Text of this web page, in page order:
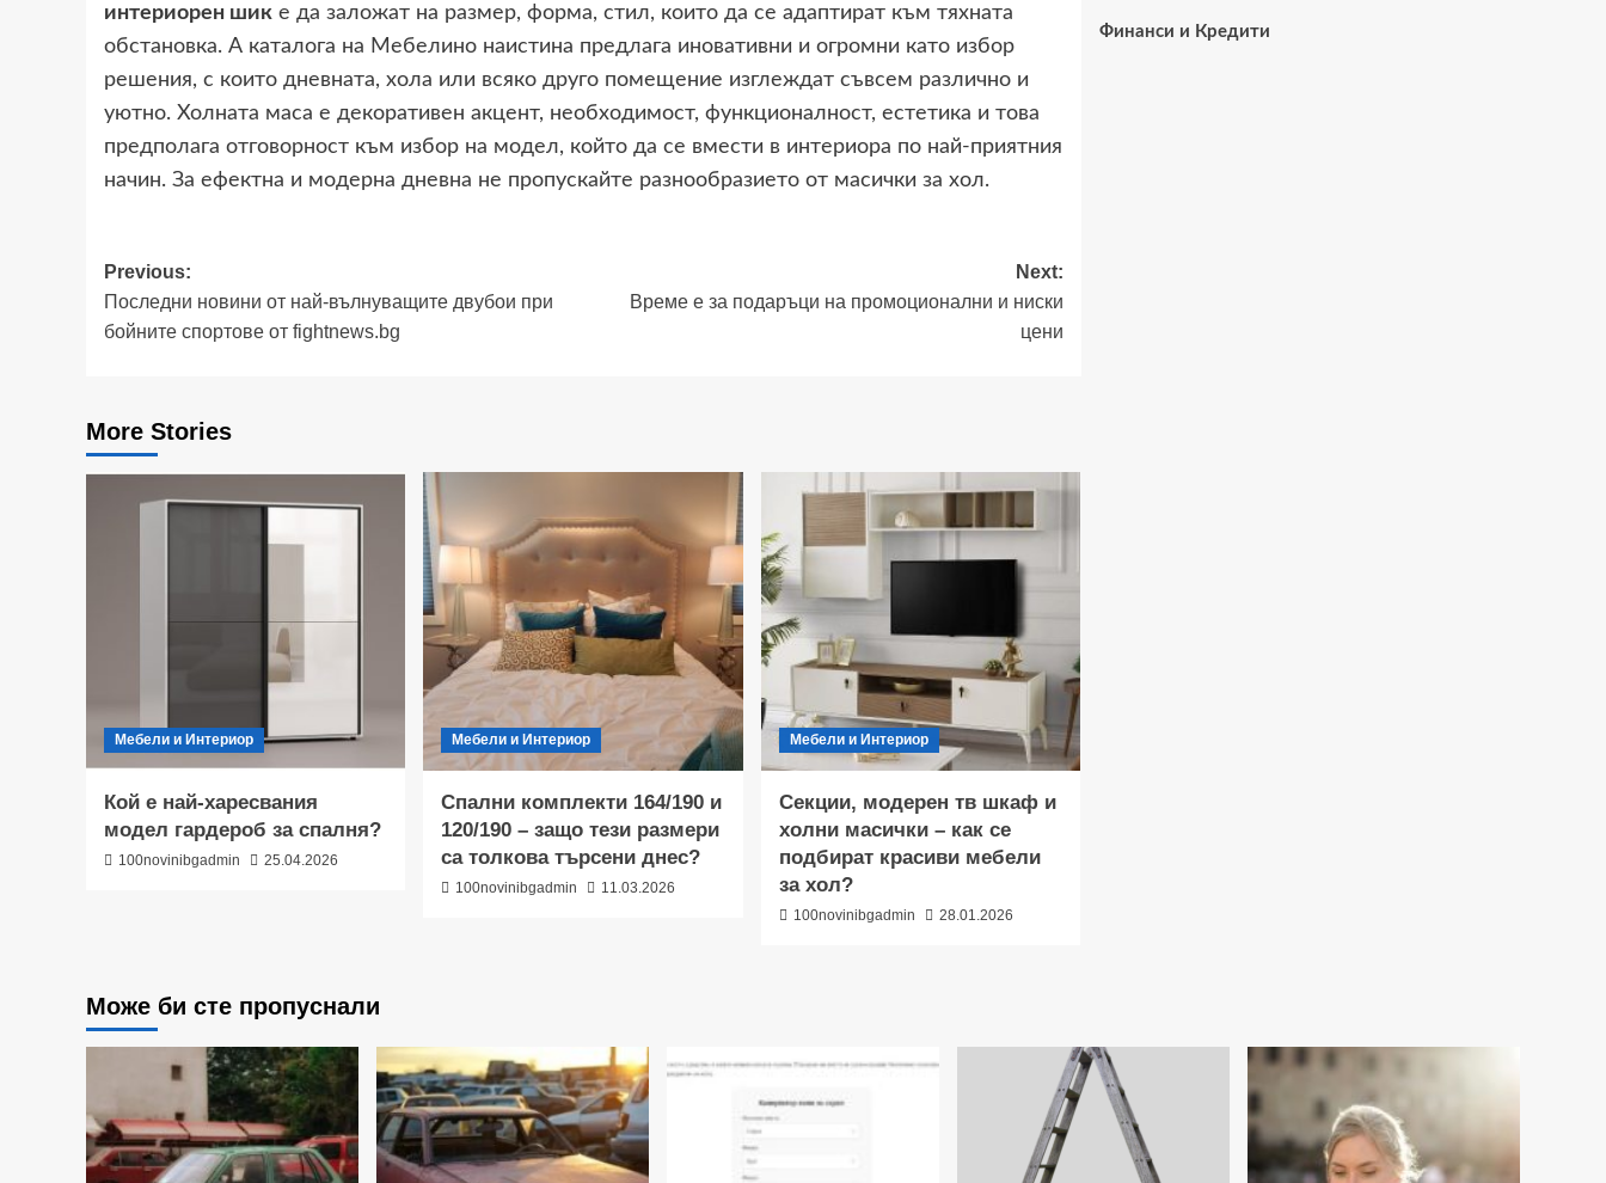
интериорен шик е да заложат на размер, форма, стил, които да се адаптират към тяхната
обстановка. А каталога на Мебелино наистина предлага иновативни и огромни като избор
решения, с които дневната, хола или всяко друго помещение изглеждат съвсем различно и
уютно. Холната маса е декоративен акцент, необходимост, функционалност, естетика и това
предполага отговорност към избор на модел, който да се вмести в интериора по най-приятния
начин. За ефектна и модерна дневна не пропускайте разнообразието от масички за хол.
Post
navigation
Previous:
Последни новини от най-вълнуващите двубои при
бойните спортове от fightnews.bg
Next:
Време е за подаръци на промоционални и ниски
цени
More Stories
Мебели и Интериор
Кой е най-харесвания
модел гардероб за спалня?
100novinibgadmin 25.04.2026
Мебели и Интериор
Спални комплекти 164/190 и
120/190 – защо тези размери
са толкова търсени днес?
100novinibgadmin 11.03.2026
Мебели и Интериор
Секции, модерен тв шкаф и
холни масички – как се
подбират красиви мебели
за хол?
100novinibgadmin 28.01.2026
Финанси и Кредити
Може би сте пропуснали